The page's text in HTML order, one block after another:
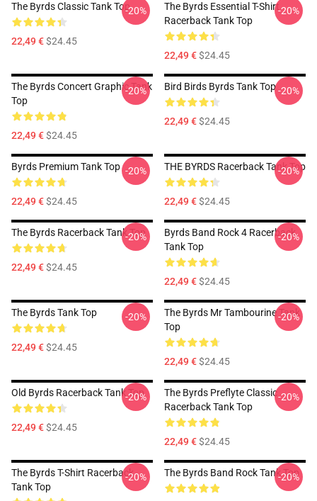
The Byrds Classic Tank Top
22,49 €$24.45
-20%
The Byrds Essential T-Shirt
Racerback Tank Top
22,49 €$24.45
-20%
The Byrds Concert Graphic Tank
Top
22,49 €$24.45
-20% Bird Birds Byrds Tank Top
22,49 €$24.45
-20%
Byrds Premium Tank Top
22,49 €$24.45
-20% THE BYRDS Racerback Tank Top
22,49 €$24.45
-20%
The Byrds Racerback Tank Top
22,49 €$24.45
-20%
Byrds Band Rock 4 Racerback
Tank Top
22,49 €$24.45
-20%
The Byrds Tank Top
22,49 €$24.45
-20%
The Byrds Mr Tambourine Tank
Top
22,49 €$24.45
-20%
Old Byrds Racerback Tank Top
22,49 €$24.45
-20%
The Byrds Preflyte Classic
Racerback Tank Top
22,49 €$24.45
-20%
The Byrds T-Shirt Racerback
Tank Top
-20% The Byrds Band Rock Tank Top
-20%